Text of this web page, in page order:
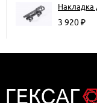
Накладка
3 920